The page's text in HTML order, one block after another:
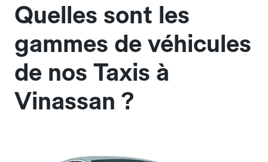
Quelles sont les
gammes de véhicules
de nos Taxis à
Vinassan ?